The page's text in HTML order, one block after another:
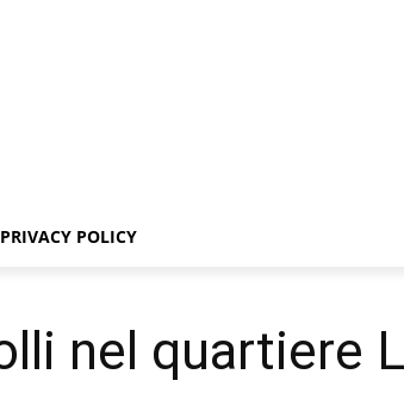
PRIVACY POLICY
nel quartiere